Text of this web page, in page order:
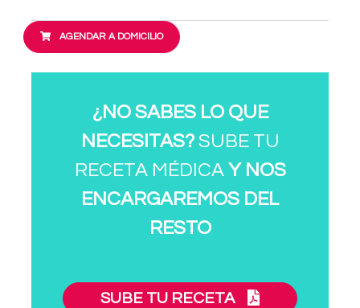
AGENDAR A DOMICILIO
¿NO SABES LO QUE
NECESITAS?SUBE TU
RECETA MÉDICA Y NOS
ENCARGAREMOS DEL
RESTO
SUBE TU RECETA